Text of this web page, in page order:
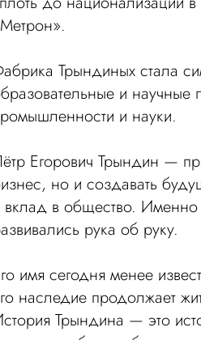
Трындиных стала
и научные
и науки.
Егорович Трындин —
но и создавать
вклад в общество.
рука об руку.
имя сегодня менее
наследие продолжает
Трындина — это